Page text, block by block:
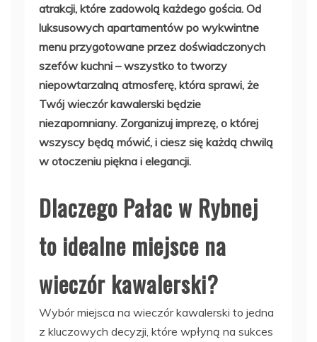
atrakcji, które zadowolą każdego gościa. Od
luksusowych apartamentów po wykwintne
menu przygotowane przez doświadczonych
szefów kuchni – wszystko to tworzy
niepowtarzalną atmosferę, która sprawi, że
Twój wieczór kawalerski będzie
niezapomniany. Zorganizuj imprezę, o której
wszyscy będą mówić, i ciesz się każdą chwilą
w otoczeniu piękna i elegancji.
Dlaczego Pałac w Rybnej
to idealne miejsce na
wieczór kawalerski?
Wybór miejsca na wieczór kawalerski to jedna
z kluczowych decyzji, które wpłyną na sukces